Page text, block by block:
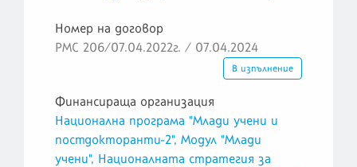
Номер на договор
РМС 206/07.04.2022г. / 07.04.2024
В изпълнение
Финансираща организация
Национална програма "Млади учени и
постдокторанти-2", Модул "Млади
учени", Националната стратегия за